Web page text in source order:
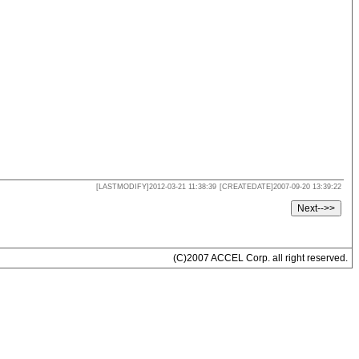
[LASTMODIFY]2012-03-21 11:38:39 [CREATEDATE]2007-09-20 13:39:22
(C)2007 ACCEL Corp. all right reserved.